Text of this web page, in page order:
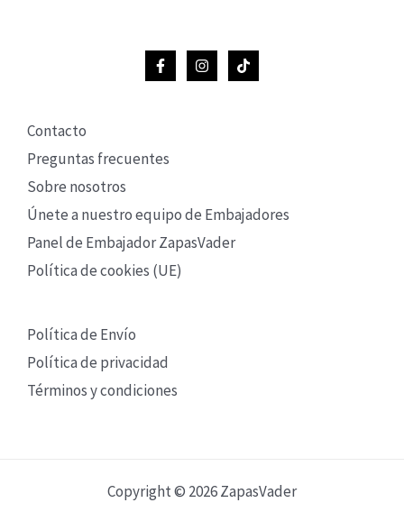
Contacto
Preguntas frecuentes
Sobre nosotros
Únete a nuestro equipo de Embajadores
Panel de Embajador ZapasVader
Política de cookies (UE)
Política de Envío
Política de privacidad
Términos y condiciones
Copyright © 2026 ZapasVader